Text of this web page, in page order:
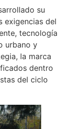
su
exigencias del
tecnología
urbano y
la marca
dentro
del ciclo